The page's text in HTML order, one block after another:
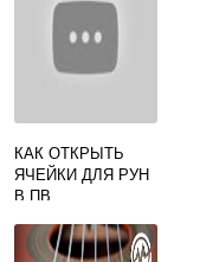
КАК ОТКРЫТЬ
ЯЧЕЙКИ ДЛЯ РУН
В ПВ